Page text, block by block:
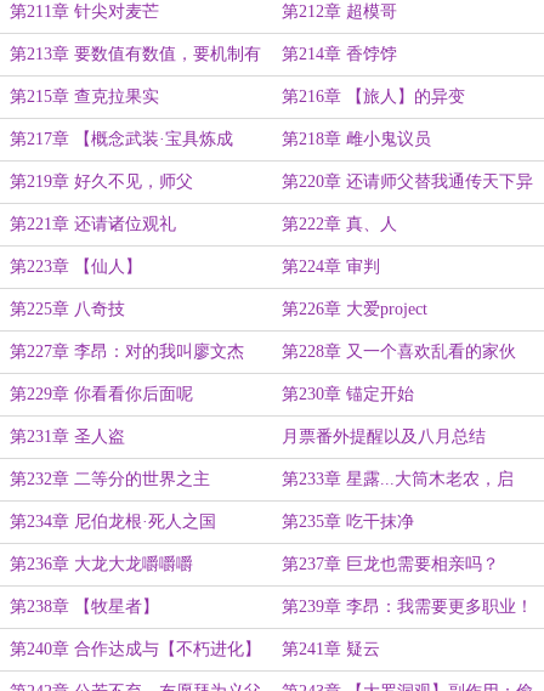
一） 自助餐（二合一）
第211章 针尖对麦芒 第212章 超模哥
第213章 要数值有数值，要机制有
机制，不削怎么玩？
第214章 香饽饽
第215章 查克拉果实 第216章 【旅人】的异变
第217章 【概念武装·宝具炼成
（伪）】
第218章 雌小鬼议员
第219章 好久不见，师父 第220章 还请师父替我通传天下异
人
第221章 还请诸位观礼 第222章 真、人
第223章 【仙人】 第224章 审判
第225章 八奇技 第226章 大爱project
第227章 李昂：对的我叫廖文杰 第228章 又一个喜欢乱看的家伙
第229章 你看看你后面呢 第230章 锚定开始
第231章 圣人盗 月票番外提醒以及八月总结
第232章 二等分的世界之主 第233章 星露...大筒木老农，启
动！
第234章 尼伯龙根·死人之国 第235章 吃干抹净
第236章 大龙大龙嚼嚼嚼 第237章 巨龙也需要相亲吗？
第238章 【牧星者】 第239章 李昂：我需要更多职业！
第240章 合作达成与【不朽进化】 第241章 疑云